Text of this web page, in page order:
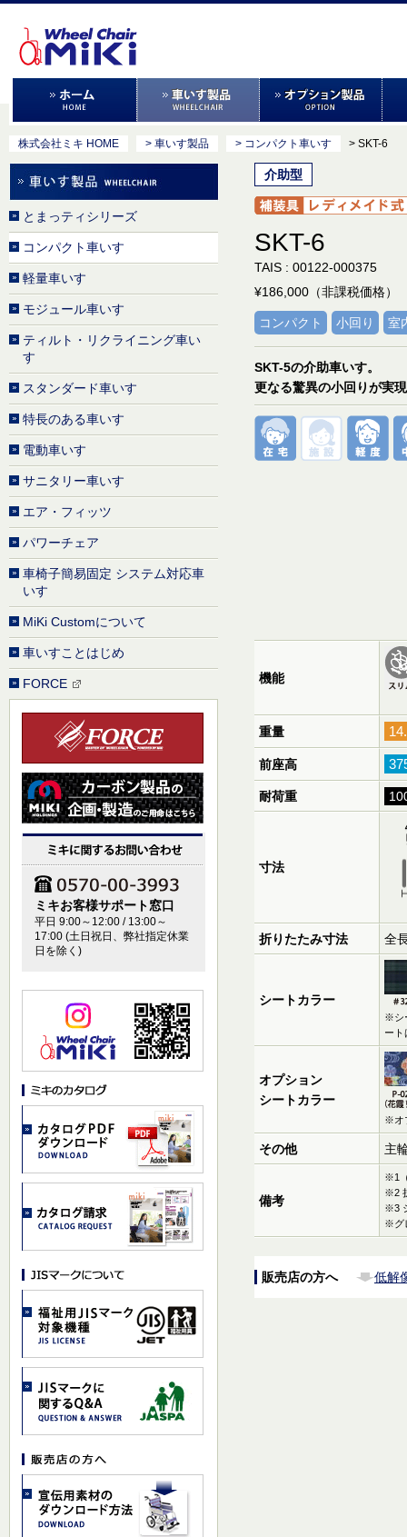
株式会社ミキ HOME > 車いす製品 > コンパクト車いす > SKT-6
介助型
SKT-6
TAIS : 00122-000375
¥186,000（非課税価格）
コンパクト 小回り 室
SKT-5の介助車いす。
更なる驚異の小回りが実
機能
重量
前座高
耐荷重
寸法
折りたたみ寸法 全
シートカラー
※シ
ート
オプション
シートカラー
※オ
その他 主
備考
※1
※2
※3
※グ
販売店の方へ 低解
とまっティシリーズ
コンパクト車いす
軽量車いす
モジュール車いす
ティルト・リクライニング車い
す
スタンダード車いす
特長のある車いす
電動車いす
サニタリー車いす
エア・フィッツ
パワーチェア
車椅子簡易固定 システム対応車
いす
MiKi Customについて
車いすことはじめ
FORCE
ミキお客様サポート窓口
平日 9:00～12:00 / 13:00～
17:00 (土日祝日、弊社指定休業
日を除く)